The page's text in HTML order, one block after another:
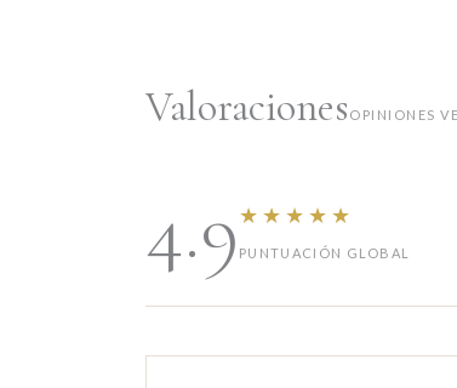
Valoraciones OPINIONES
4.9★★★★★
PUNTUACIÓN GLOBAL